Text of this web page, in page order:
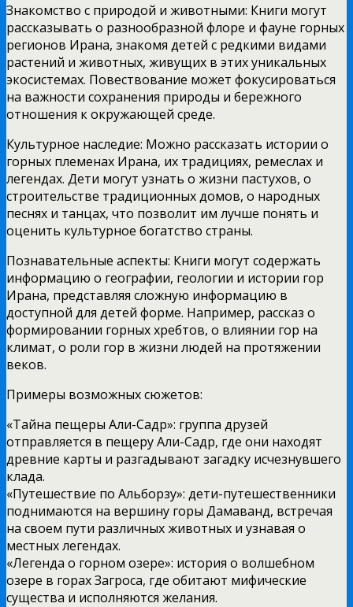
Знакомство с природой и животными: Книги могут
рассказывать о разнообразной флоре и фауне горных
регионов Ирана, знакомя детей с редкими видами
растений и животных, живущих в этих уникальных
экосистемах. Повествование может фокусироваться
на важности сохранения природы и бережного
отношения к окружающей среде.
Культурное наследие: Можно рассказать истории о
горных племенах Ирана, их традициях, ремеслах и
легендах. Дети могут узнать о жизни пастухов, о
строительстве традиционных домов, о народных
песнях и танцах, что позволит им лучше понять и
оценить культурное богатство страны.
Познавательные аспекты: Книги могут содержать
информацию о географии, геологии и истории гор
Ирана, представляя сложную информацию в
доступной для детей форме. Например, рассказ о
формировании горных хребтов, о влиянии гор на
климат, о роли гор в жизни людей на протяжении
веков.
Примеры возможных сюжетов:
«Тайна пещеры Али-Садр»: группа друзей
отправляется в пещеру Али-Садр, где они находят
древние карты и разгадывают загадку исчезнувшего
клада.
«Путешествие по Альборзу»: дети-путешественники
поднимаются на вершину горы Дамаванд, встречая
на своем пути различных животных и узнавая о
местных легендах.
«Легенда о горном озере»: история о волшебном
озере в горах Загроса, где обитают мифические
существа и исполняются желания.